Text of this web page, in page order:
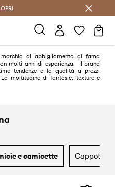
Club >
di abbigliamento di fama
molti anni di esperienza. Il brand
tendenze e la qualità a prezzi
La moltitudine di fantasie, texture e
e camicette cappotti